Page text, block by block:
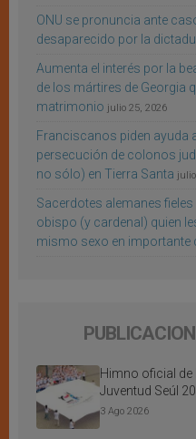
ONU se pronuncia ante
desaparecido por la
Aumenta el interés por la
de los mártires de Georgia
matrimonio julio 25, 2026
Franciscanos piden ayuda
persecución de colonos
no sólo) en Tierra Santa
Sacerdotes alemanes
obispo (y cardenal) quien
mismo sexo en importante
Himno oficial de
Juventud Seúl
3 Ago 2026